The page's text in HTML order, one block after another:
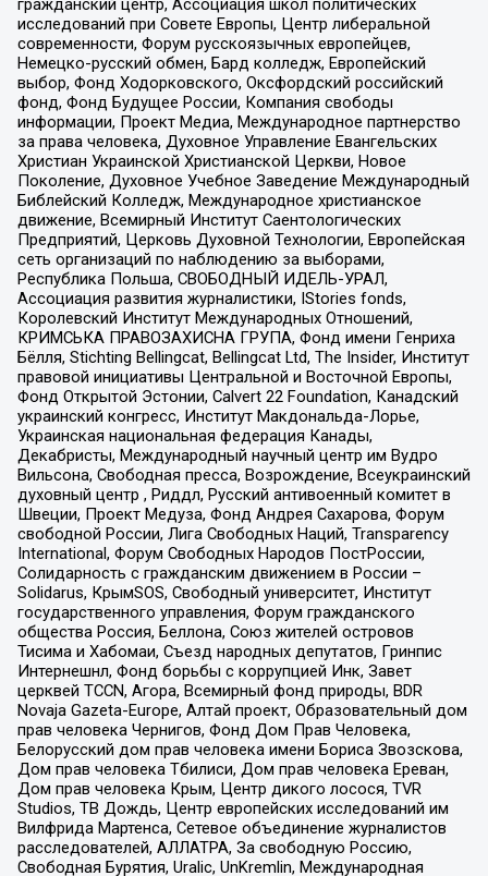
гражданский центр, Ассоциация школ политических
исследований при Совете Европы, Центр либеральной
современности, Форум русскоязычных европейцев,
Немецко-русский обмен, Бард колледж, Европейский
выбор, Фонд Ходорковского, Оксфордский российский
фонд, Фонд Будущее России, Компания свободы
информации, Проект Медиа, Международное партнерство
за права человека, Духовное Управление Евангельских
Христиан Украинской Христианской Церкви, Новое
Поколение, Духовное Учебное Заведение Международный
Библейский Колледж, Международное христианское
движение, Всемирный Институт Саентологических
Предприятий, Церковь Духовной Технологии, Европейская
сеть организаций по наблюдению за выборами,
Республика Польша, СВОБОДНЫЙ ИДЕЛЬ-УРАЛ,
Ассоциация развития журналистики, IStories fonds,
Королевский Институт Международных Отношений,
КРИМСЬКА ПРАВОЗАХИСНА ГРУПА, Фонд имени Генриха
Бёлля, Stichting Bellingcat, Bellingcat Ltd, The Insider, Институт
правовой инициативы Центральной и Восточной Европы,
Фонд Открытой Эстонии, Calvert 22 Foundation, Канадский
украинский конгресс, Институт Макдональда-Лорье,
Украинская национальная федерация Канады,
Декабристы, Международный научный центр им Вудро
Вильсона, Свободная пресса, Возрождение, Всеукраинский
духовный центр , Риддл, Русский антивоенный комитет в
Швеции, Проект Медуза, Фонд Андрея Сахарова, Форум
свободной России, Лига Свободных Наций, Transparеncy
International, Форум Свободных Народов ПостРоссии,
Солидарность с гражданским движением в России –
Solidarus, КрымSOS, Свободный университет, Институт
государственного управления, Форум гражданского
общества Россия, Беллона, Союз жителей островов
Тисима и Хабомаи, Съезд народных депутатов, Гринпис
Интернешнл, Фонд борьбы с коррупцией Инк, Завет
церквей TCCN, Агора, Всемирный фонд природы, BDR
Novaja Gazeta-Europe, Алтай проект, Образовательный дом
прав человека Чернигов, Фонд Дом Прав Человека,
Белорусский дом прав человека имени Бориса Звозскова,
Дом прав человека Тбилиси, Дом прав человека Ереван,
Дом прав человека Крым, Центр дикого лосося, TVR
Studios, ТВ Дождь, Центр европейских исследований им
Вилфрида Мартенса, Сетевое объединение журналистов
расследователей, АЛЛАТРА, За свободную Россию,
Свободная Бурятия, Uralic, UnKremlin, Международная